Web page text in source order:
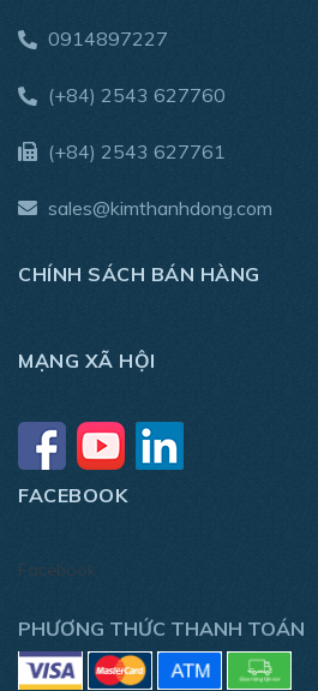
0914897227
(+84) 2543 627760
(+84) 2543 627761
sales@kimthanhdong.com
CHÍNH SÁCH BÁN HÀNG
MẠNG XÃ HỘI
FACEBOOK
Facebook
PHƯƠNG THỨC THANH TOÁN